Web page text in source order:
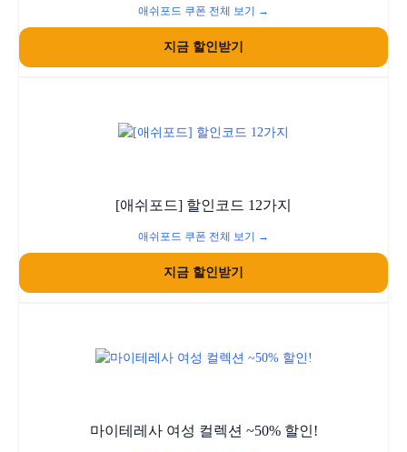
애쉬포드 쿠폰 전체 보기 →
지금 할인받기
[애쉬포드] 할인코드 12가지
애쉬포드 쿠폰 전체 보기 →
지금 할인받기
마이테레사 여성 컬렉션 ~50% 할인!